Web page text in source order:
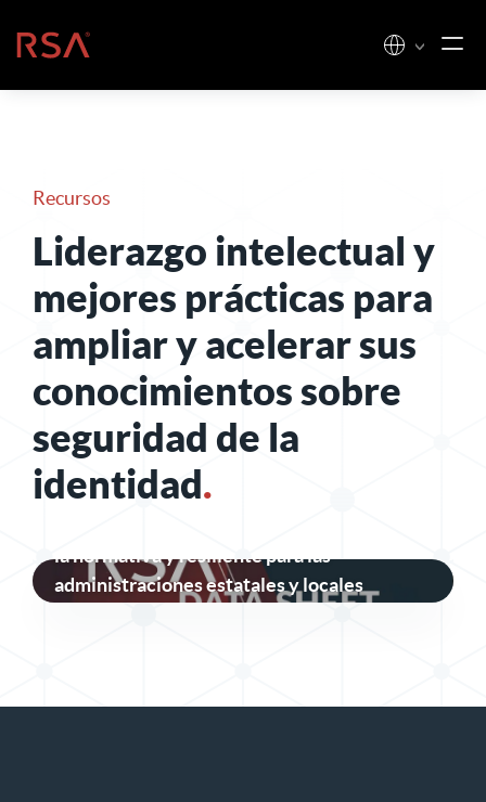
Inicio
Recursos
Liderazgo intelectual y
mejores prácticas para
ampliar y acelerar sus
conocimientos sobre
seguridad de la
identidad.
la normativa y resiliente para las
administraciones estatales y locales